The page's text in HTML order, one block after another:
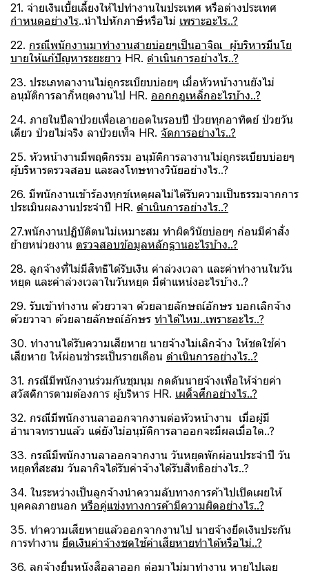
21. จ่ายเงินเบี้ยเลี้ยงให้ไปทำงานในประเทศ หรือต่างประเทศ
กำหนดอย่างไร..นำไปหักภาษีหรือไม่ เพราะอะไร..?
22. กรณีพนักงานมาทำงานสายบ่อยๆเป็นอาจิณ ผู้บริหารมีนโย
บายให้แก้ปัญหาระยะยาว HR. ดำเนินการอย่างไร..?
23. ประเภทลางานไม่ถูกระเบียบบ่อยๆ เมื่อหัวหน้างานยังไม่
อนุมัติการลาก็หยุดงานไป HR. ออกกฎเหล็กอะไรบ้าง..?
24. ภายในปีลาป่วยเพื่อเอายอดในรอบปี ป่วยทุกอาทิตย์ ป่วยวัน
เดียว ป่วยไม่จริง ลาป่วยเท็จ HR. จัดการอย่างไร..?
25. หัวหน้างานมีพฤติกรรม อนุมัติการลางานไม่ถูกระเบียบบ่อยๆ
ผู้บริหารตรวจสอบ และลงโทษทางวินัยอย่างไร..?
26. มีพนักงานเข้าร้องทุกข์เหตุผลไม่ได้รับความเป็นธรรมจากการ
ประเมินผลงานประจำปี HR. ดำเนินการอย่างไร..?
27.พนักงานปฏิบัติตนไม่เหมาะสม ทำผิดวินัยบ่อยๆ ก่อนมีคำสั่ง
ย้ายหน่วยงาน ตรวจสอบข้อมูลหลักฐานอะไรบ้าง..?
28. ลูกจ้างที่ไม่มีสิทธิได้รับเงิน ค่าล่วงเวลา และค่าทำงานในวัน
หยุด และค่าล่วงเวลาในวันหยุด มีตำแหน่งอะไรบ้าง..?
29. รับเข้าทำงาน ด้วยวาจา ด้วยลายลักษณ์อักษร บอกเลิกจ้าง
ด้วยวาจา ด้วยลายลักษณ์อักษร ทำได้ไหม..เพราะอะไร..?
30. ทำงานได้รับความเสียหาย นายจ้างไม่เลิกจ้าง ให้ชดใช้ค่า
เสียหาย ให้ผ่อนชำระเป็นรายเดือน ดำเนินการอย่างไร..?
31. กรณีมีพนักงานร่วมกันชุมนุม กดดันนายจ้างเพื่อให้จ่ายค่า
สวัสดิการตามต้องการ ผู้บริหาร HR. เผด็จศึกอย่างไร..?
32. กรณีมีพนักงานลาออกจากงานต่อหัวหน้างาน เมื่อผู้มี
อำนาจทราบแล้ว แต่ยังไม่อนุมัติการลาออกจะมีผลเมื่อใด..?
33. กรณีมีพนักงานลาออกจากงาน วันหยุดพักผ่อนประจำปี วัน
หยุดที่สะสม วันลากิจได้รับค่าจ้างได้รับสิทธิอย่างไร..?
34. ในระหว่างเป็นลูกจ้างนำความลับทางการค้าไปเปิดเผยให้
บุคคลภายนอก หรือคู่แข่งทางการค้ามีความผิดอย่างไร..?
35. ทำความเสียหายแล้วออกจากงานไป นายจ้างยึดเงินประกัน
การทำงาน ยึดเงินค่าจ้างชดใช้ค่าเสียหายทำได้หรือไม่..?
36. ลูกจ้างยื่นหนังสือลาออก ต่อมาไม่มาทำงาน หายไปเลย